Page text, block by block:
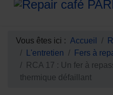
Vous êtes ici : Accueil
L'entretien
Fers à
RCA 17 : Un fer à
thermique défaillant